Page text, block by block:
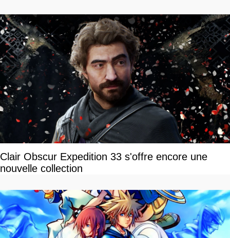
Clair Obscur Expedition 33 s'offre encore une
nouvelle collection